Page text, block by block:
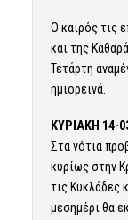
Ο καιρός τις
και της
Τετάρτη
ημιορεινά.
ΚΥΡΙΑΚΗ 14-
Στα νότια
κυρίως στην
τις Κυκλάδες
μεσημέρι θα